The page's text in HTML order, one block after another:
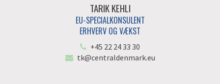
TARIK KEHLI
EU-SPECIALKONSULENT
ERHVERV OG VÆKST
+45 22 24 33 30
tk@centraldenmark.eu